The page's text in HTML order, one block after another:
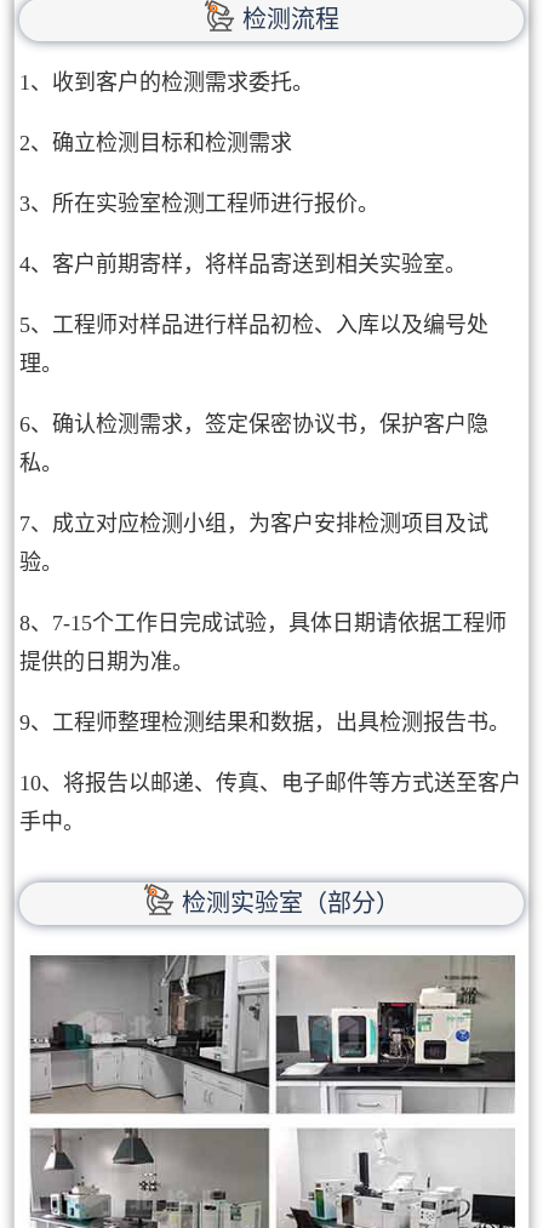
检测流程
1、收到客户的检测需求委托。
2、确立检测目标和检测需求
3、所在实验室检测工程师进行报价。
4、客户前期寄样，将样品寄送到相关实验室。
5、工程师对样品进行样品初检、入库以及编号处
理。
6、确认检测需求，签定保密协议书，保护客户隐
私。
7、成立对应检测小组，为客户安排检测项目及试
验。
8、7-15个工作日完成试验，具体日期请依据工程师
提供的日期为准。
9、工程师整理检测结果和数据，出具检测报告书。
10、将报告以邮递、传真、电子邮件等方式送至客户
手中。
检测实验室（部分）